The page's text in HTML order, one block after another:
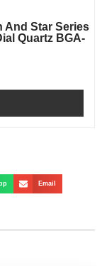
And Star Series
Quartz BGA-
Email